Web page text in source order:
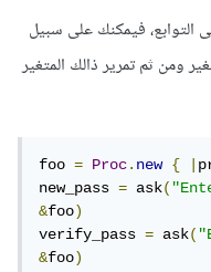
فيمكنك على سبيل
ومن ثم تمرير ذالك المتغير
foo = Proc.new { |
new_pass = ask(
&foo)
verify_pass = ask(
&foo)